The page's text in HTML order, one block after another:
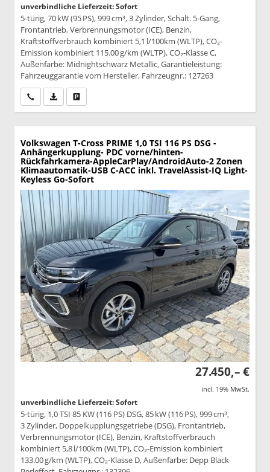
unverbindliche Lieferzeit: Sofort
5-türig, 70 kW (95 PS), 999 cm³, 3 Zylinder, Schalt. 5-Gang,
Frontantrieb, Verbrennungsmotor (ICE), Benzin,
Kraftstoffverbrauch kombiniert 5,1 l/100km (WLTP), CO₂-
Emission kombiniert 115.00 g/km (WLTP), CO₂-Klasse C,
Außenfarbe: Midnightschwarz Metallic, Garantieleistung:
Fahrzeuggarantie vom Hersteller, Fahrzeugnr.: 127263
Wir rufen Sie anPDF-Datei, Fahrzeugexposé drucken
Volkswagen T-Cross PRIME 1,0 TSI 116 PS DSG -
Anhängerkupplung- PDC vorne/hinten-
Rückfahrkamera-AppleCarPlay/AndroidAuto-2 Zonen
Klimaautomatik-USB C-ACC inkl. TravelAssist-IQ Light-
Keyless Go-Sofort
27.450,– €
incl. 19% MwSt.
unverbindliche Lieferzeit: Sofort
5-türig, 1,0 TSI 85 KW (116 PS) DSG, 85 kW (116 PS), 999 cm³,
3 Zylinder, Doppelkupplungsgetriebe (DSG), Frontantrieb,
Verbrennungsmotor (ICE), Benzin, Kraftstoffverbrauch
kombiniert 5,8 l/100km (WLTP), CO₂-Emission kombiniert
133.00 g/km (WLTP), CO₂-Klasse D, Außenfarbe: Depp Black